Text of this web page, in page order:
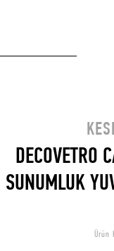
DECOVETRO
SUNUMLUK
Ürün